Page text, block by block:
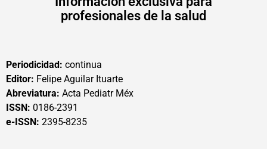
profesionales de la salud
Periodicidad: continua
Editor: Felipe Aguilar Ituarte
Abreviatura: Acta Pediatr Méx
ISSN: 0186-2391
e-ISSN: 2395-8235